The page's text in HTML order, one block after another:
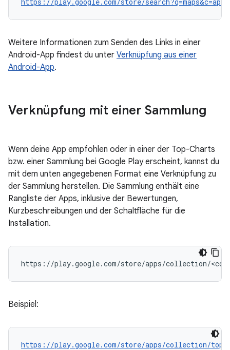
Weitere Informationen zum Senden des Links in einer
Android-App findest du unter Verknüpfung aus einer
Android-App.
Verknüpfung mit einer Sammlung
Wenn deine App empfohlen oder in einer der Top-Charts
bzw. einer Sammlung bei Google Play erscheint, kannst du
mit dem unten angegebenen Format eine Verknüpfung zu
der Sammlung herstellen. Die Sammlung enthält eine
Rangliste der Apps, inklusive der Bewertungen,
Kurzbeschreibungen und der Schaltfläche für die
Installation.
Beispiel:
https://play.google.com/store/apps/collection/